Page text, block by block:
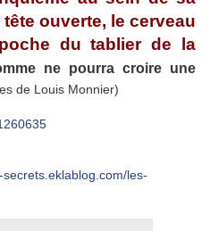
ouverte, le cerveau
du tablier de la
ne pourra croire une
de Louis Monnier)
les-